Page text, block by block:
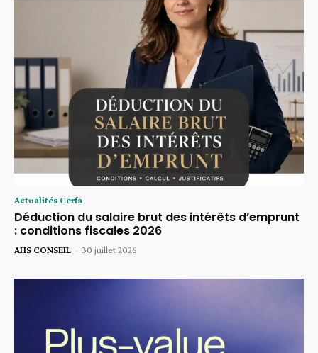
Actualités Cerfa
Déduction du salaire brut des intérêts d’emprunt
: conditions fiscales 2026
AHS CONSEIL - 30 juillet 2026